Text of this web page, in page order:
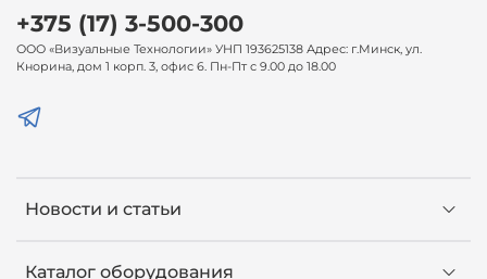
Новости и статьи
Каталог оборудования
+375 (17) 3-500-300
ООО «Визуальные Технологии» УНП 193625138 Адрес: г.Минск, ул.
Кнорина, дом 1 корп. 3, офис 6. Пн-Пт с 9.00 до 18.00